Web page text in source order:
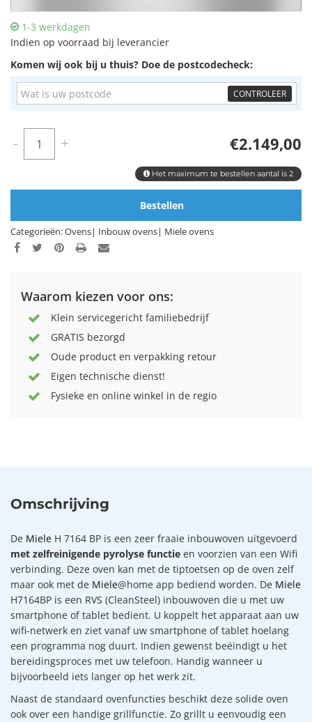
1-3 werkdagen
Indien op voorraad bij leverancier
Komen wij ook bij u thuis? Doe de postcodecheck:
CONTROLEER
€2.149,00
- +
Het maximum te bestellen aantal is 2
Bestellen
Categorieën:Ovens| Inbouw ovens| Miele ovens
Waarom kiezen voor ons:
Klein servicegericht familiebedrijf
GRATIS bezorgd
Oude product en verpakking retour
Eigen technische dienst!
Fysieke en online winkel in de regio
Omschrijving
De Miele H 7164 BP is een zeer fraaie inbouwoven uitgevoerd
met zelfreinigende pyrolyse functie en voorzien van een Wifi
verbinding. Deze oven kan met de tiptoetsen op de oven zelf
maar ook met de Miele@home app bediend worden. De Miele
H7164BP is een RVS (CleanSteel) inbouwoven die u met uw
smartphone of tablet bedient. U koppelt het apparaat aan uw
wifi-netwerk en ziet vanaf uw smartphone of tablet hoelang
een programma nog duurt. Indien gewenst beëindigt u het
bereidingsproces met uw telefoon. Handig wanneer u
bijvoorbeeld iets langer op het werk zit.
Naast de standaard ovenfuncties beschikt deze solide oven
ook over een handige grillfunctie. Zo grillt u eenvoudig een